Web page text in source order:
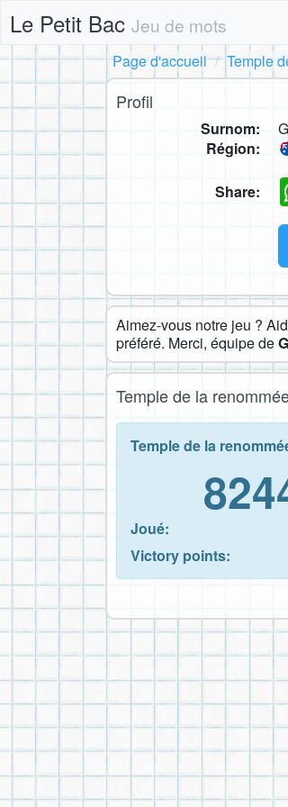
Le Petit Bac Jeu de mots
Page d'accueil
Temple
Profil
Surnom:
Région:
Share:
Aimez-vous notre jeu ?
préféré. Merci, équipe de
Temple de la
Temple de la
Joué:
Victory points: